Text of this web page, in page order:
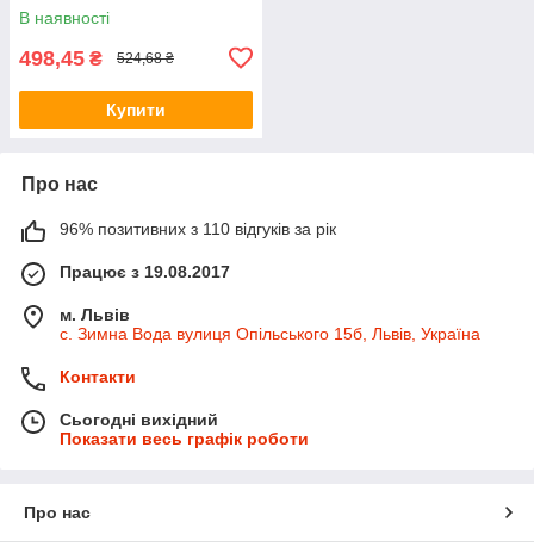
В наявності
498,45 ₴ 524,68 ₴
Купити
Про нас
96% позитивних з 110 відгуків за рік
Працює з 19.08.2017
м. Львів
с. Зимна Вода вулиця Опільського 15б, Львів, Україна
Контакти
Сьогодні вихідний
Показати весь графік роботи
Про нас